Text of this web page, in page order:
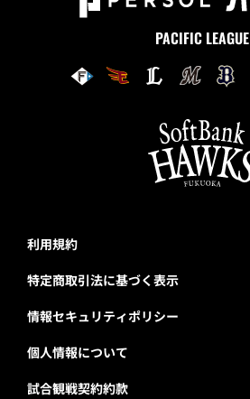
PACIFIC LEAGUE
利用規約
特定商取引法に基づく表示
情報セキュリティポリシー
個人情報について
試合観戦契約約款